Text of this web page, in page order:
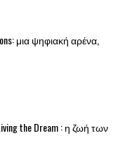
μια ψηφιακή αρένα,
the Dream : η ζωή των